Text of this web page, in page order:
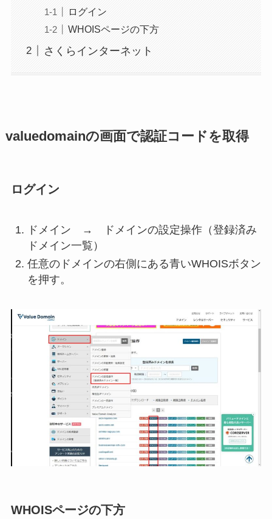
ログイン
WHOISページの下方
さくらインターネット
valuedomainの画面で認証コードを取得
ログイン
ドメイン → ドメインの設定操作（登録済み
ドメイン一覧）
任意のドメインの右側にある青いWHOISボタン
を押す。
WHOISページの下方